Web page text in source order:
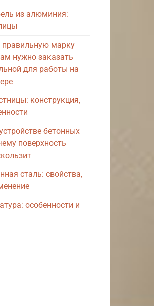
из алюминия:
марку
нужно заказать
для работы на
конструкция,
бетонных
поверхность
сталь: свойства,
особенности и